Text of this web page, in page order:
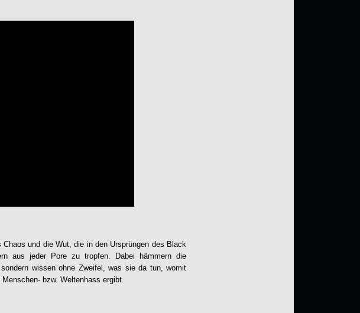
und die Wut, die in den Ursprüngen des Black
aus jeder Pore zu tropfen. Dabei hämmern die
wissen ohne Zweifel, was sie da tun, womit
bzw. Weltenhass ergibt.